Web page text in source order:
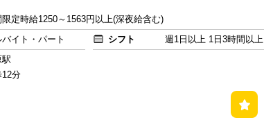
限定時給1250～1563円以上(深夜給含む)
バイト・パート シフト
週1日以上 1日3時間以上
駅
12分